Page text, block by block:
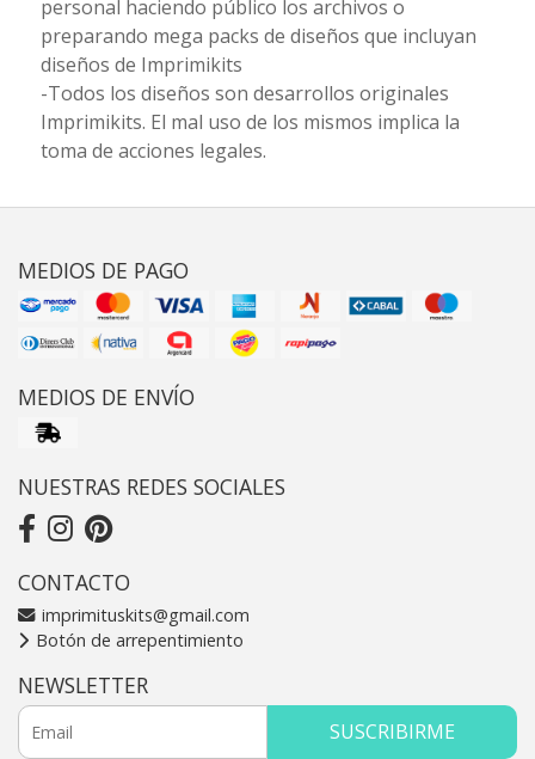
personal haciendo público los archivos o
preparando mega packs de diseños que incluyan
diseños de Imprimikits
-Todos los diseños son desarrollos originales
Imprimikits. El mal uso de los mismos implica la
toma de acciones legales.
MEDIOS DE PAGO
MEDIOS DE ENVÍO
NUESTRAS REDES SOCIALES
CONTACTO
imprimituskits@gmail.com
Botón de arrepentimiento
NEWSLETTER
SUSCRIBIRME